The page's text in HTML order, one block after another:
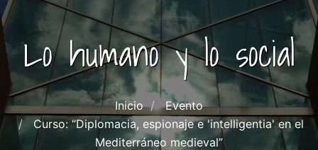
Lo humano y lo social
Inicio
Evento
Curso: “Diplomacia, espionaje e 'intelligentia' en el
Mediterráneo medieval”